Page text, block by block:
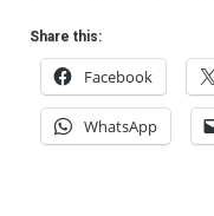
Share this:
Facebook
WhatsApp